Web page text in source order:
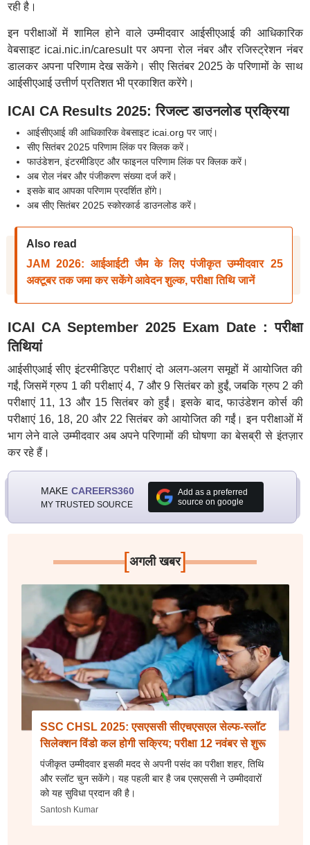
रही है।
इन परीक्षाओं में शामिल होने वाले उम्मीदवार आईसीएआई की आधिकारिक
वेबसाइट icai.nic.in/caresult पर अपना रोल नंबर और रजिस्ट्रेशन नंबर
डालकर अपना परिणाम देख सकेंगे। सीए सितंबर 2025 के परिणामों के साथ
आईसीएआई उत्तीर्ण प्रतिशत भी प्रकाशित करेंगे।
ICAI CA Results 2025: रिजल्ट डाउनलोड प्रक्रिया
आईसीएआई की आधिकारिक वेबसाइट icai.org पर जाएं।
सीए सितंबर 2025 परिणाम लिंक पर क्लिक करें।
फाउंडेशन, इंटरमीडिएट और फाइनल परिणाम लिंक पर क्लिक करें।
अब रोल नंबर और पंजीकरण संख्या दर्ज करें।
इसके बाद आपका परिणाम प्रदर्शित होंगे।
अब सीए सितंबर 2025 स्कोरकार्ड डाउनलोड करें।
Also read
JAM 2026: आईआईटी जैम के लिए पंजीकृत उम्मीदवार 25
अक्टूबर तक जमा कर सकेंगे आवेदन शुल्क, परीक्षा तिथि जानें
ICAI CA September 2025 Exam Date : परीक्षा
तिथियां
आईसीएआई सीए इंटरमीडिएट परीक्षाएं दो अलग-अलग समूहों में आयोजित की
गईं, जिसमें ग्रुप 1 की परीक्षाएं 4, 7 और 9 सितंबर को हुईं, जबकि ग्रुप 2 की
परीक्षाएं 11, 13 और 15 सितंबर को हुईं। इसके बाद, फाउंडेशन कोर्स की
परीक्षाएं 16, 18, 20 और 22 सितंबर को आयोजित की गईं। इन परीक्षाओं में
भाग लेने वाले उम्मीदवार अब अपने परिणामों की घोषणा का बेसब्री से इंतज़ार
कर रहे हैं।
MAKE CAREERS360
MY TRUSTED SOURCE
Add as a preferred
source on google
[अगली खबर]
SSC CHSL 2025: एसएससी सीएचएसएल सेल्फ-स्लॉट
सिलेक्शन विंडो कल होगी सक्रिय; परीक्षा 12 नवंबर से शुरू
पंजीकृत उम्मीदवार इसकी मदद से अपनी पसंद का परीक्षा शहर, तिथि
और स्लॉट चुन सकेंगे। यह पहली बार है जब एसएससी ने उम्मीदवारों
को यह सुविधा प्रदान की है।
Santosh Kumar